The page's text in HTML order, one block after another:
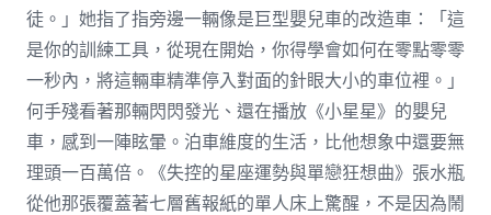
徒。」她指了指旁邊一輛像是巨型嬰兒車的改造車：「這
是你的訓練工具，從現在開始，你得學會如何在零點零零
一秒內，將這輛車精準停入對面的針眼大小的車位裡。」
何手殘看著那輛閃閃發光、還在播放《小星星》的嬰兒
車，感到一陣眩暈。泊車維度的生活，比他想象中還要無
理頭一百萬倍。《失控的星座運勢與單戀狂想曲》張水瓶
從他那張覆蓋著七層舊報紙的單人床上驚醒，不是因為鬧